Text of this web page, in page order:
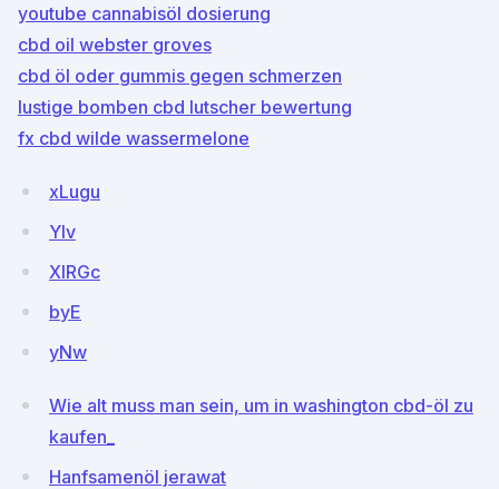
youtube cannabisöl dosierung
cbd oil webster groves
cbd öl oder gummis gegen schmerzen
lustige bomben cbd lutscher bewertung
fx cbd wilde wassermelone
xLugu
YIv
XIRGc
byE
yNw
Wie alt muss man sein, um in washington cbd-öl zu
kaufen_
Hanfsamenöl jerawat